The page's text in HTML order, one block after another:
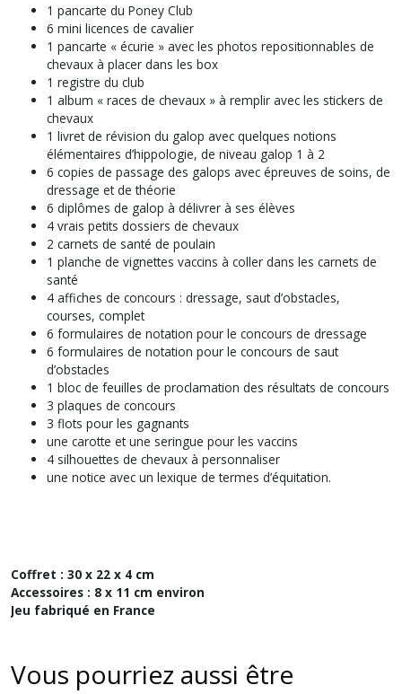
1 pancarte du Poney Club
6 mini licences de cavalier
1 pancarte « écurie » avec les photos repositionnables de
chevaux à placer dans les box
1 registre du club
1 album « races de chevaux » à remplir avec les stickers de
chevaux
1 livret de révision du galop avec quelques notions
élémentaires d’hippologie, de niveau galop 1 à 2
6 copies de passage des galops avec épreuves de soins, de
dressage et de théorie
6 diplômes de galop à délivrer à ses élèves
4 vrais petits dossiers de chevaux
2 carnets de santé de poulain
1 planche de vignettes vaccins à coller dans les carnets de
santé
4 affiches de concours : dressage, saut d’obstacles,
courses, complet
6 formulaires de notation pour le concours de dressage
6 formulaires de notation pour le concours de saut
d’obstacles
1 bloc de feuilles de proclamation des résultats de concours
3 plaques de concours
3 flots pour les gagnants
une carotte et une seringue pour les vaccins
4 silhouettes de chevaux à personnaliser
une notice avec un lexique de termes d’équitation.
Coffret : 30 x 22 x 4 cm
Accessoires : 8 x 11 cm environ
Jeu fabriqué en France
Vous pourriez aussi être